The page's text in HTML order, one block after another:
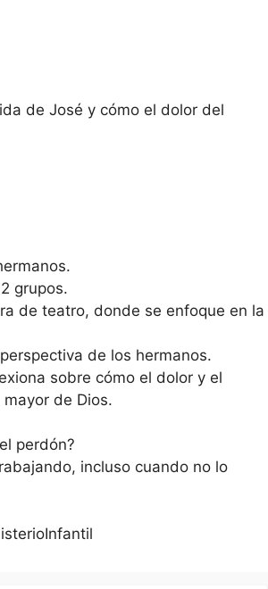
de José y cómo el dolor del
grupos.
de teatro, donde se enfoque en la
de los hermanos.
sobre cómo el dolor y el
de Dios.
perdón?
incluso cuando no lo